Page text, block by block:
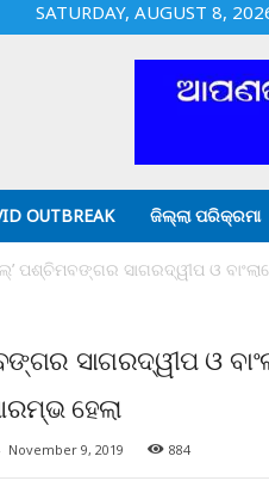
SATURDAY, AUGUST 8,
OUTBREAK ଜିଲ୍ଲା ପରିକ୍ରମା
ପଶ୍ଚିମବଙ୍ଗର ସାଗରଦ୍ୱୀପ ଓ
ସାଗରଦ୍ୱୀପ ଓ
ହେଲା
November 9, 2019 884